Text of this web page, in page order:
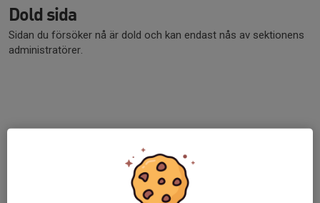
Dold sida
Sidan du försöker nå är dold och kan endast nås av sektionens
administratörer.